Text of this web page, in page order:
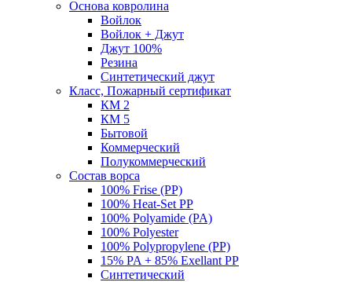
Основа ковролина
Войлок
Войлок + Джут
Джут 100%
Резина
Синтетический джут
Класс, Пожарный сертификат
КМ 2
КМ 5
Бытовой
Коммерческий
Полукоммерческий
Состав ворса
100% Frise (PP)
100% Heat-Set PP
100% Polyamide (PA)
100% Polyester
100% Polypropylene (PP)
15% PA + 85% Exellant PP
Синтетический